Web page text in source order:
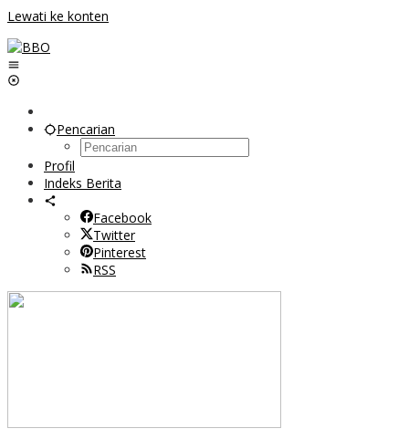
Lewati ke konten
Pencarian
Profil
Indeks Berita
Facebook
Twitter
Pinterest
RSS